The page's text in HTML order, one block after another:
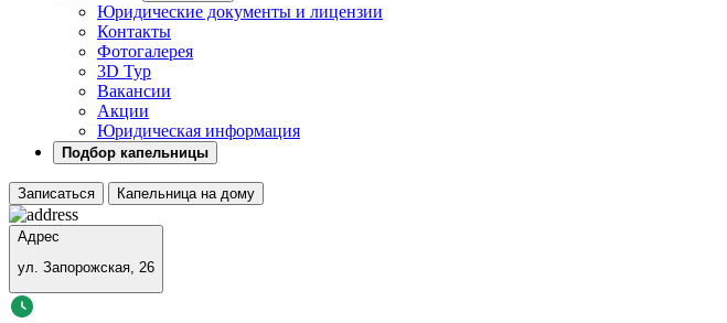
Юридические документы и лицензии
Контакты
Фотогалерея
3D Тур
Вакансии
Акции
Юридическая информация
Подбор капельницы
Записаться Капельница на дому
Адрес
ул. Запорожская, 26